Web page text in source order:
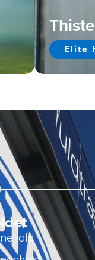
Elite